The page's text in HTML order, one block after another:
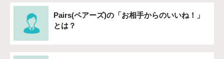
Pairs(ペアーズ)の「お相手からのいいね！」
とは？